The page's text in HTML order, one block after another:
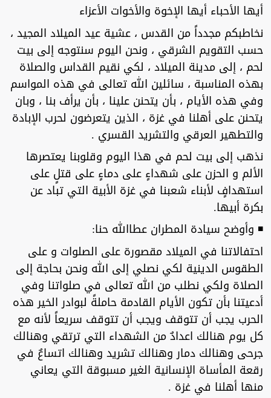
أيها الأحباء أيها الإخوة والأخوات الأعزاء
نخاطبكم مجدداً من القدس ، عشية عيد الميلاد المجيد ،
حسب التقويم الشرقي ، ونحن اليوم سنتوجه إلى بيت
لحم ، إلى مدينة الميلاد ، لكي نقيم القداس والصلاة
بهذه المناسبة ، سائلين الله تعالى في هذه المواسم
وفي هذه الأيام ، بأن يتحنن علينا ، بأن يرأف بنا ، وبان
يتحنن على أهلنا في غزة ، الذين يتعرضون لحرب الإبادة
والتطهير العرقي والتشريد القسري .
نذهب إلى بيت لحم في هذا اليوم وقلوبنا يعتصرها
الألم و الحزن على شهداءٍ على دماءٍ على قتلٍ على
استهدافٍ لأبناء شعبنا في غزة الأبية التي تباد عن
بكرة أبيها.
◾ وأوضح سيادة المطران عطاالله حنا:
احتفالاتنا في الميلاد مقصورة على الصلوات و على
الطقوس الدينية لكي نصلي إلى الله ونحن بحاجة إلى
الصلاة ولكي نطلب من الله تعالى في صلواتنا وفي
أدعيتنا بأن تكون الأيام القادمة حاملةً لبوادر الخير هذه
الحرب يجب أن تتوقف ويجب أن تتوقف سريعاً لأنه مع
كل يوم هنالك اعدادٌ من الشهداء التي ترتقي وهنالك
جرحى وهنالك دمار وهنالك تشريد وهنالك اتساعٌ في
رقعة المأساة الإنسانية الغير مسبوقة التي يعاني
منها أهلنا في غزة .